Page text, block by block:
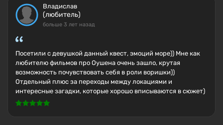
Владислав
(любитель)
больше 3 лет назад
Посетили с девушкой данный квест, эмоций море)) Мне как
любителю фильмов про Оушена очень зашло, крутая
возможность почувствовать себя в роли воришки))
Отдельный плюс за переходы между локациями и
интересные загадки, которые хорошо вписываются в сюжет)